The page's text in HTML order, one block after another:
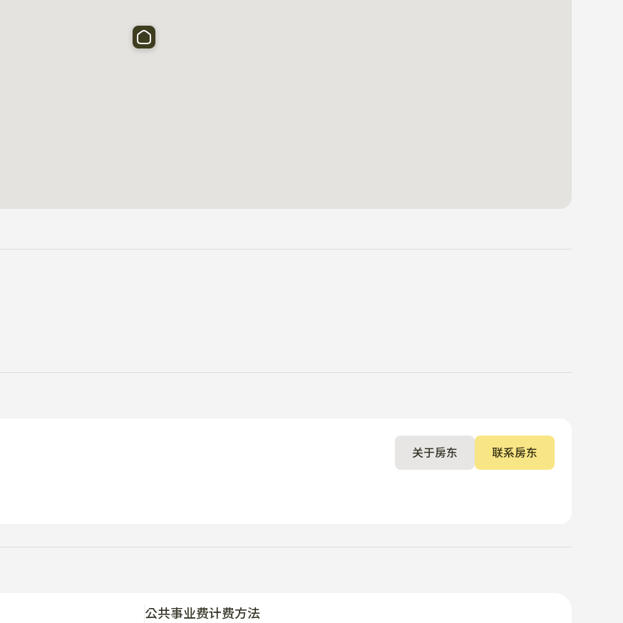
关于房东 联系房东
公共事业费计费方法